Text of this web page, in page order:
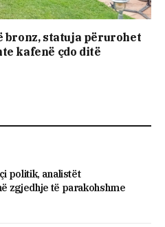
bronz, statuja përurohet
kafenë çdo ditë
politik, analistët
zgjedhje të parakohshme